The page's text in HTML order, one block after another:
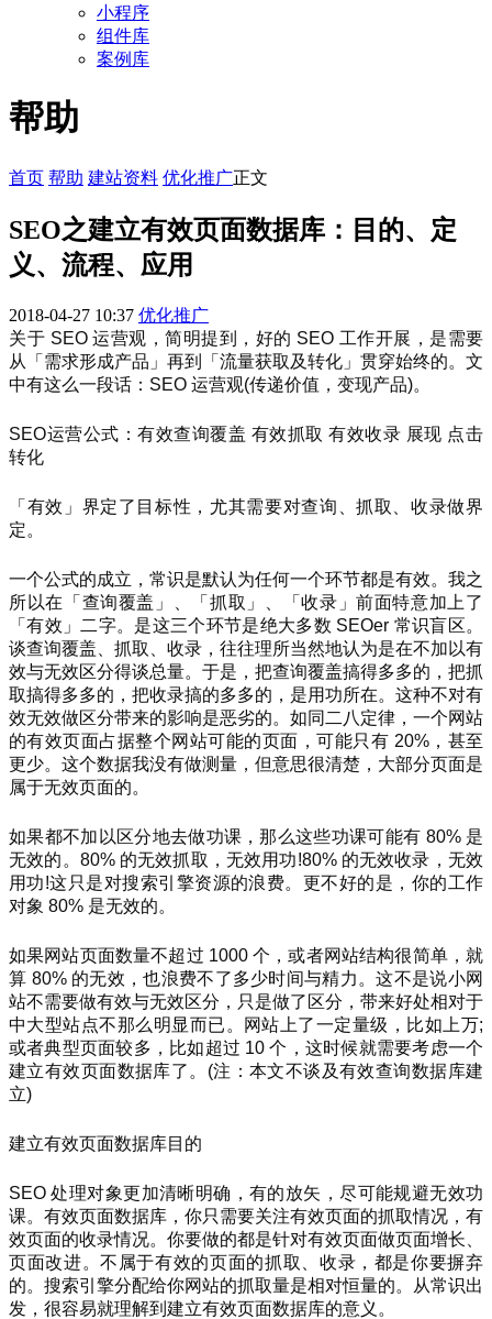
小程序
组件库
案例库
帮助
首页 帮助 建站资料 优化推广正文
SEO之建立有效页面数据库：目的、定
义、流程、应用
2018-04-27 10:37 优化推广
关于 SEO 运营观，简明提到，好的 SEO 工作开展，是需要
从「需求形成产品」再到「流量获取及转化」贯穿始终的。文
中有这么一段话：SEO 运营观(传递价值，变现产品)。
SEO运营公式：有效查询覆盖 有效抓取 有效收录 展现 点击
转化
「有效」界定了目标性，尤其需要对查询、抓取、收录做界
定。
一个公式的成立，常识是默认为任何一个环节都是有效。我之
所以在「查询覆盖」、「抓取」、「收录」前面特意加上了
「有效」二字。是这三个环节是绝大多数 SEOer 常识盲区。
谈查询覆盖、抓取、收录，往往理所当然地认为是在不加以有
效与无效区分得谈总量。于是，把查询覆盖搞得多多的，把抓
取搞得多多的，把收录搞的多多的，是用功所在。这种不对有
效无效做区分带来的影响是恶劣的。如同二八定律，一个网站
的有效页面占据整个网站可能的页面，可能只有 20%，甚至
更少。这个数据我没有做测量，但意思很清楚，大部分页面是
属于无效页面的。
如果都不加以区分地去做功课，那么这些功课可能有 80% 是
无效的。80% 的无效抓取，无效用功!80% 的无效收录，无效
用功!这只是对搜索引擎资源的浪费。更不好的是，你的工作
对象 80% 是无效的。
如果网站页面数量不超过 1000 个，或者网站结构很简单，就
算 80% 的无效，也浪费不了多少时间与精力。这不是说小网
站不需要做有效与无效区分，只是做了区分，带来好处相对于
中大型站点不那么明显而已。网站上了一定量级，比如上万;
或者典型页面较多，比如超过 10 个，这时候就需要考虑一个
建立有效页面数据库了。(注：本文不谈及有效查询数据库建
立)
建立有效页面数据库目的
SEO 处理对象更加清晰明确，有的放矢，尽可能规避无效功
课。有效页面数据库，你只需要关注有效页面的抓取情况，有
效页面的收录情况。你要做的都是针对有效页面做页面增长、
页面改进。不属于有效的页面的抓取、收录，都是你要摒弃
的。搜索引擎分配给你网站的抓取量是相对恒量的。从常识出
发，很容易就理解到建立有效页面数据库的意义。